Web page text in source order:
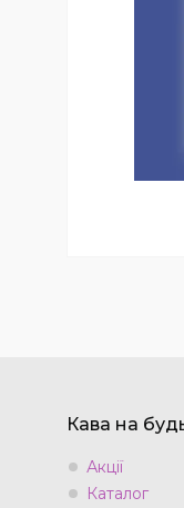
Кава на
Акції
Каталог